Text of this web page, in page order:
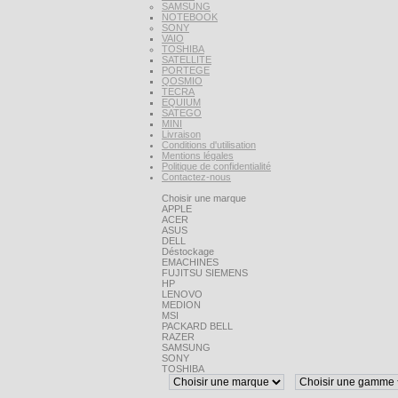
SAMSUNG
NOTEBOOK
SONY
VAIO
TOSHIBA
SATELLITE
PORTEGE
QOSMIO
TECRA
EQUIUM
SATEGO
MINI
Livraison
Conditions d'utilisation
Mentions légales
Politique de confidentialité
Contactez-nous
Choisir une marque
APPLE
ACER
ASUS
DELL
Déstockage
EMACHINES
FUJITSU SIEMENS
HP
LENOVO
MEDION
MSI
PACKARD BELL
RAZER
SAMSUNG
SONY
TOSHIBA